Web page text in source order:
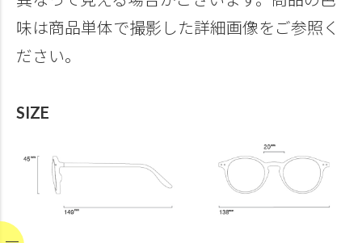
味は商品単体で撮影した詳細画像をご参照く
ださい。
SIZE